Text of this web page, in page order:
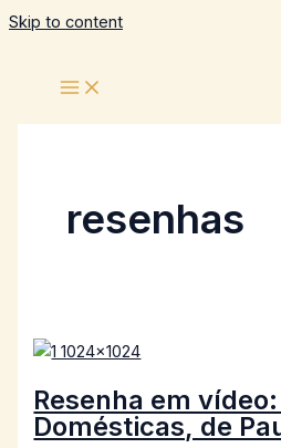
Skip to content
resenhas
Resenha em
Domésticas, de